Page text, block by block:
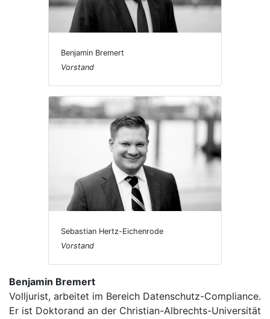
Benjamin Bremert
Vorstand
Sebastian Hertz-Eichenrode
Vorstand
Benjamin Bremert
Volljurist, arbeitet im Bereich Datenschutz-Compliance.
Er ist Doktorand an der Christian-Albrechts-Universität